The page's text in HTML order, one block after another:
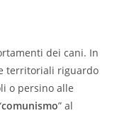
dei cani. In
territoriali riguardo
o persino alle
comunismo” al